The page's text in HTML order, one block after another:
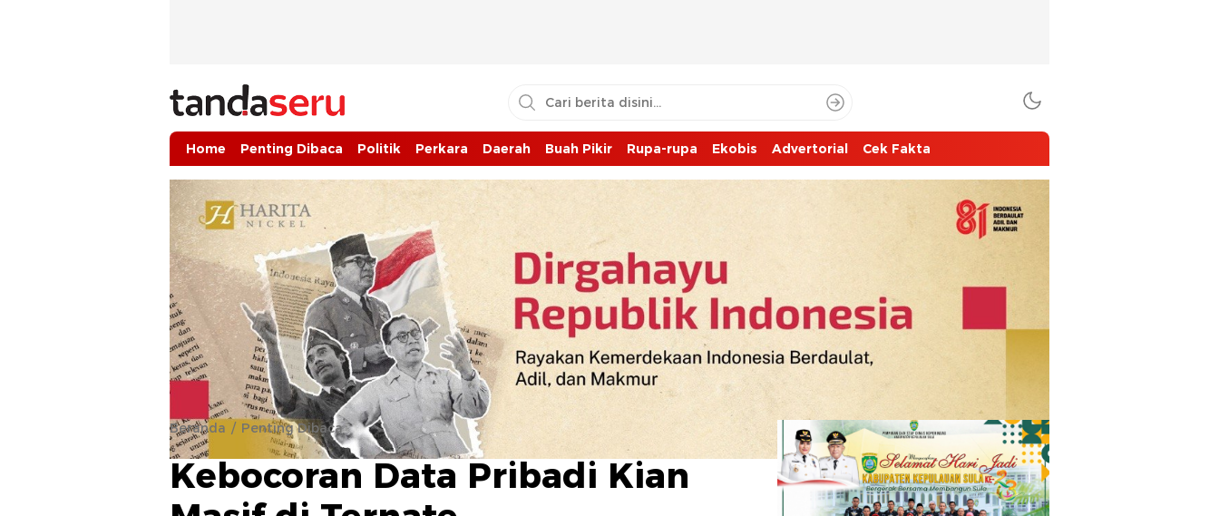
tandaseru.com | Penting Dibaca
tandaseru.com
Home Penting Dibaca Politik Perkara Daerah Buah Pikir Rupa-rupa Ekobis Advertorial Cek Fakta
Beranda Penting Dibaca
Kebocoran Data Pribadi Kian